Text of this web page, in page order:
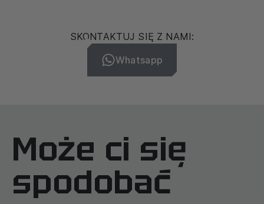
SKONTAKTUJ SIĘ Z NAMI:
Whatsapp
Może ci się
spodobać